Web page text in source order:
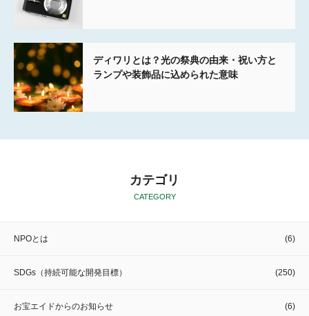
ディワリとは？光の祭典の由来・祝い方と
ランプや装飾品に込められた意味
カテゴリ
CATEGORY
NPOとは (6)
SDGs（持続可能な開発目標） (250)
お宝エイドからのお知らせ (6)